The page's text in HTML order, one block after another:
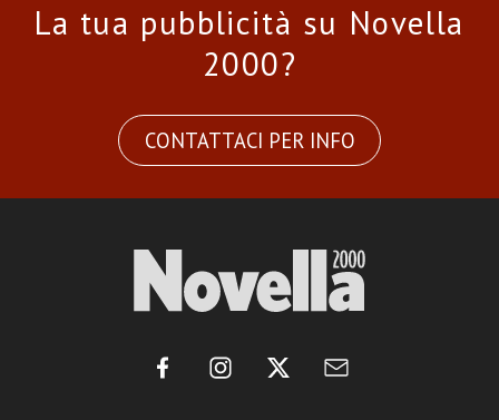
La tua pubblicità su Novella
2000?
CONTATTACI PER INFO